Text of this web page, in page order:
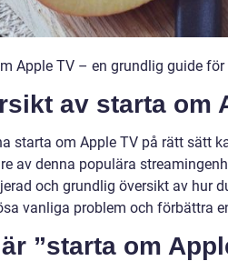
Apple TV – en grundlig guide
av starta om
starta om Apple TV på rätt sätt
av denna populära
och grundlig översikt av hur
vanliga problem och förbättra
”starta om